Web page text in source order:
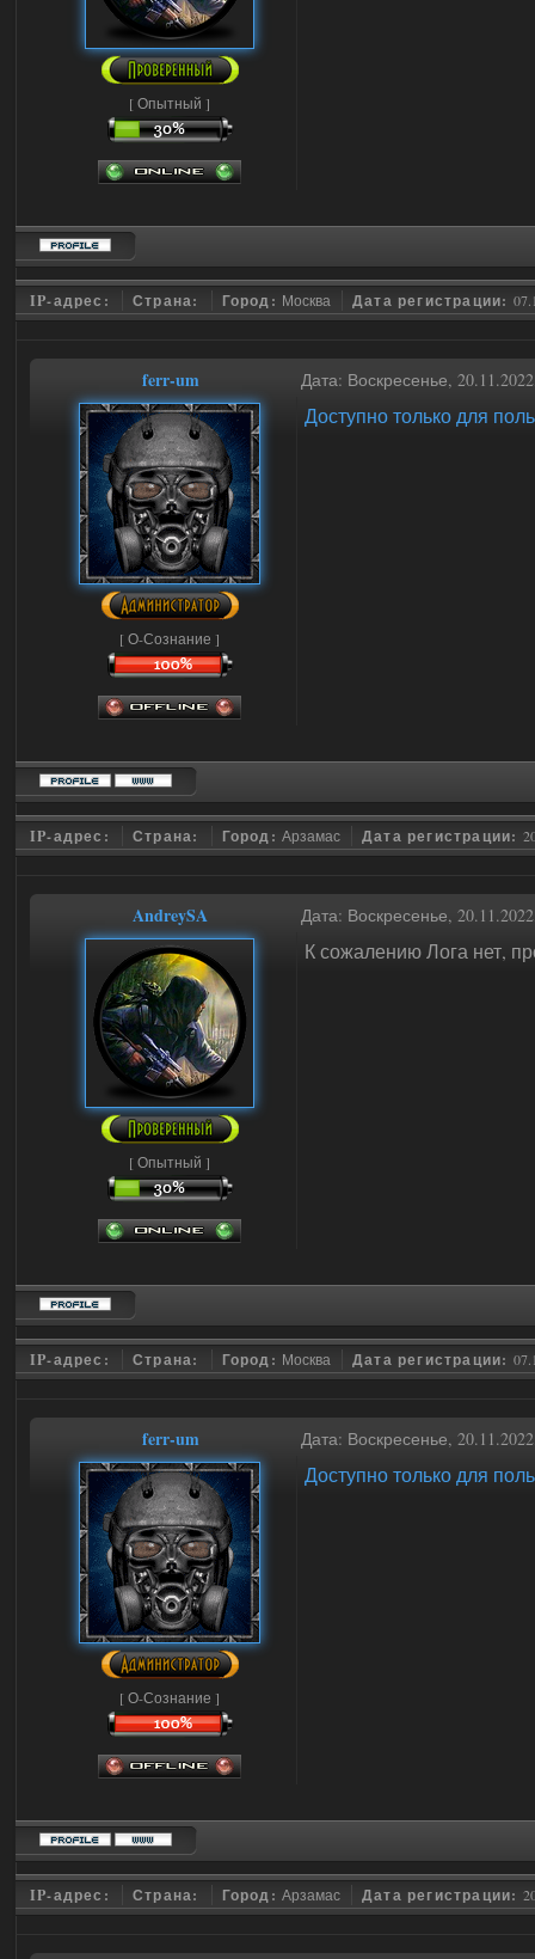
[ Опытный ]
IP-адрес: Страна: Город: Москва Дата регистрации:
ferr-um Дата: Воскресенье,
[ О-Сознание ]
Доступно только для
IP-адрес: Страна: Город:Арзамас Дата регистрации:
AndreySA Дата: Воскресенье,
[ Опытный ]
К сожалению Лога нет,
IP-адрес: Страна: Город: Москва Дата регистрации:
ferr-um Дата: Воскресенье,
[ О-Сознание ]
Доступно только для
IP-адрес: Страна: Город:Арзамас Дата регистрации: